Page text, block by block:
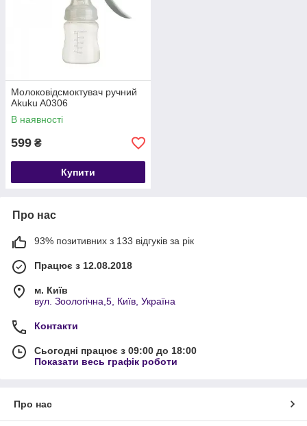
Молоковідсмоктувач ручний
Akuku A0306
В наявності
599 ₴
Купити
Про нас
93% позитивних з 133 відгуків за рік
Працює з 12.08.2018
м. Київ
вул. Зоологічна,5, Київ, Україна
Контакти
Сьогодні працює з 09:00 до 18:00
Показати весь графік роботи
Про нас